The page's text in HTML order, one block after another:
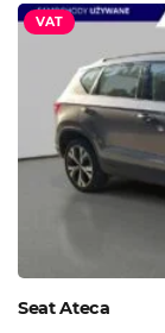
VAT
Seat Ateca